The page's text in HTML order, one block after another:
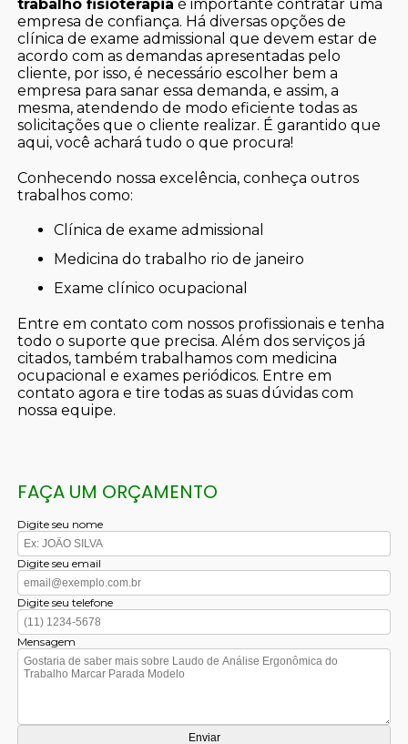
trabalho fisioterapia é importante contratar uma
empresa de confiança. Há diversas opções de
clínica de exame admissional que devem estar de
acordo com as demandas apresentadas pelo
cliente, por isso, é necessário escolher bem a
empresa para sanar essa demanda, e assim, a
mesma, atendendo de modo eficiente todas as
solicitações que o cliente realizar. É garantido que
aqui, você achará tudo o que procura!
Conhecendo nossa excelência, conheça outros
trabalhos como:
clínica de exame admissional
medicina do trabalho rio de janeiro
exame clínico ocupacional
Entre em contato com nossos profissionais e tenha
todo o suporte que precisa. Além dos serviços já
citados, também trabalhamos com medicina
ocupacional e exames periódicos. Entre em
contato agora e tire todas as suas dúvidas com
nossa equipe.
FAÇA UM ORÇAMENTO
Digite seu nome
Digite seu email
Digite seu telefone
Mensagem